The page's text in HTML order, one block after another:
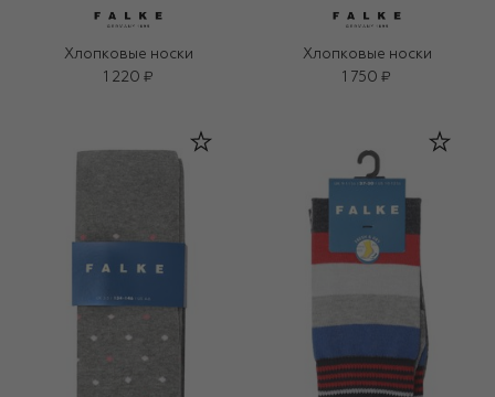
Хлопковые носки
1 220 ₽
Хлопковые носки
1 750 ₽